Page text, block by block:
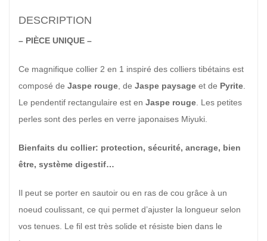
DESCRIPTION
– PIÈCE UNIQUE –
Ce magnifique collier 2 en 1 inspiré des colliers tibétains est
composé de Jaspe rouge , de Jaspe paysage et de Pyrite
Le pendentif rectangulaire est en Jaspe rouge . Les petites
perles sont des perles en verre japonaises Miyuki.
Bienfaits du collier: protection, sécurité, ancrage, bien
être, système digestif…
Il peut se porter en sautoir ou en ras de cou grâce à un
noeud coulissant, ce qui permet d’ajuster la longueur selon
vos tenues. Le fil est très solide et résiste bien dans le